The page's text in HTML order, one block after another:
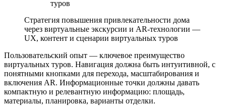
Стратегия повышения привлекательности дома
через виртуальные экскурсии и AR-технологии —
UX, контент и сценарии виртуальных туров
Пользовательский опыт — ключевое преимущество
виртуальных туров. Навигация должна быть интуитивной, с
понятными кнопками для перехода, масштабирования и
включения AR. Информационные точки должны давать
компактную и релевантную информацию: площадь,
материалы, планировка, варианты отделки.